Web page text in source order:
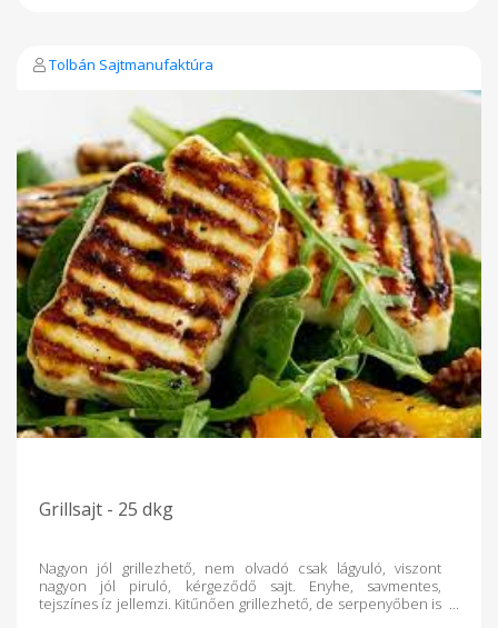
Tolbán Sajtmanufaktúra
Grillsajt - 25 dkg
Nagyon jól grillezhető, nem olvadó csak lágyuló, viszont
nagyon jól piruló, kérgeződő sajt. Enyhe, savmentes,
tejszínes íz jellemzi. Kitűnően grillezhető, de serpenyőben is